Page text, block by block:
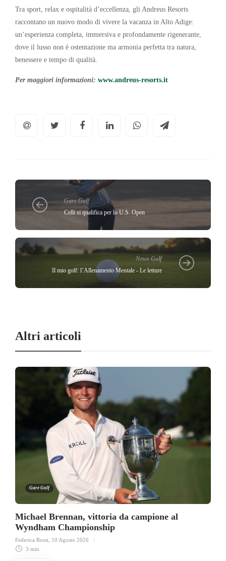
Tra sport, relax e ospitalità d’eccellenza, gli Andreus Resorts
raccontano un nuovo modo di vivere la vacanza in Alto Adige:
un’esperienza completa, immersiva e profondamente rigenerante,
dove il lusso non è ostentazione ma armonia perfetta tra natura,
benessere e tempo di qualità.
Per maggiori informazioni: www.andreus-resorts.it
Gare Golf
Celli si qualifica per lo U.S. Open
News Golf
Il mio golf: l’Allenamento Mentale - Le letture
Altri articoli
Gare Golf
Michael Brennan, vittoria da campione al
Wyndham Championship
Federica Rossi
10 Agosto 2026
3 min